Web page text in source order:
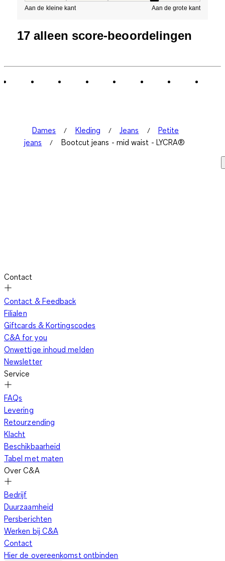
Aan de kleine kant Aan de grote kant
17 alleen score-beoordelingen
Dames Kleding Jeans
Petite
jeans
Bootcut jeans - mid waist - LYCRA®
Contact
Contact & Feedback
Filialen
Giftcards & Kortingscodes
C&A for you
Onwettige inhoud melden
Newsletter
Service
FAQs
Levering
Retourzending
Klacht
Beschikbaarheid
Tabel met maten
Over C&A
Bedrijf
Duurzaamheid
Persberichten
Werken bij C&A
Contact
Hier de overeenkomst ontbinden